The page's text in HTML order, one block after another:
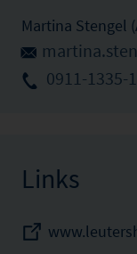
Martina Stengel
0911-1335-
Links